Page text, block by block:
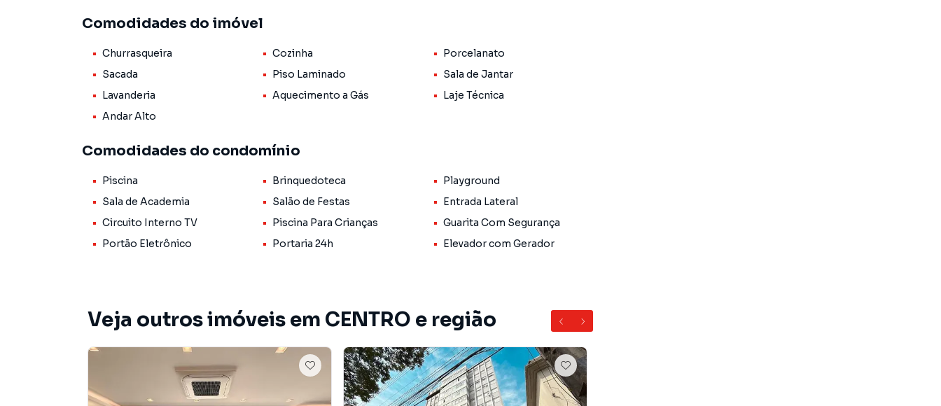
Comodidades do imóvel
Churrasqueira Cozinha
Porcelanato
Sacada
Piso Laminado
Sala de Jantar
Lavanderia
Aquecimento a Gás
Laje Técnica
Andar Alto
Comodidades do condomínio
Piscina Brinquedoteca
Playground
Sala de Academia
Salão de Festas
Entrada Lateral
Circuito Interno TV
Piscina Para Crianças
Guarita Com Segurança
Portão Eletrônico
Portaria 24h Elevador com Gerador
Veja outros imóveis em CENTRO e região